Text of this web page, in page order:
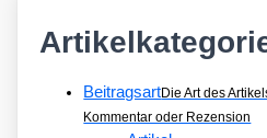
BeitragsartDie Art des
Kommentar oder Rezension